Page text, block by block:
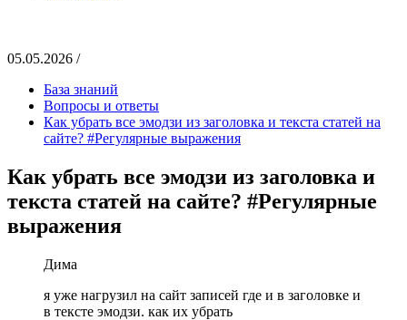
05.05.2026 /
База знаний
Вопросы и ответы
Как убрать все эмодзи из заголовка и текста статей на
сайте? #Регулярные выражения
Как убрать все эмодзи из заголовка и
текста статей на сайте? #Регулярные
выражения
Дима
я уже нагрузил на сайт записей где и в заголовке и
в тексте эмодзи. как их убрать